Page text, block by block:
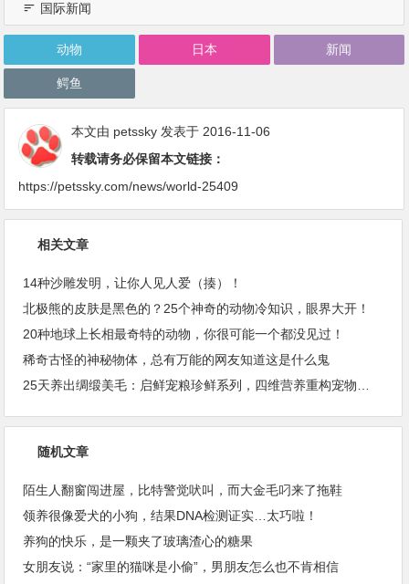
国际新闻
动物 日本 新闻
鳄鱼
本文由 petssky 发表于 2016-11-06
转载请务必保留本文链接：
https://petssky.com/news/world-25409
相关文章
14种沙雕发明，让你人见人爱（揍）！
北极熊的皮肤是黑色的？25个神奇的动物冷知识，眼界大开！
20种地球上长相最奇特的动物，你很可能一个都没见过！
稀奇古怪的神秘物体，总有万能的网友知道这是什么鬼
随机文章
陌生人翻窗闯进屋，比特警觉吠叫，而大金毛叼来了拖鞋
领养很像爱犬的小狗，结果DNA检测证实…太巧啦！
养狗的快乐，是一颗夹了玻璃渣心的糖果
女朋友说：“家里的猫咪是小偷”，男朋友怎么也不肯相信